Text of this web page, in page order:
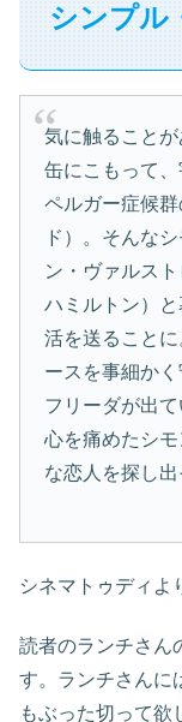
シンプル
気に触ること
缶にこもって
ペルガー症候
ド）。そんな
ン・ヴァルス
ハミルトン）
活を送ること
ースを事細か
フリーダが出
心を痛めたシ
な恋人を探し出
シネマトゥディよ
読者のランチさん
す。ランチさんに
もぶった切って欲